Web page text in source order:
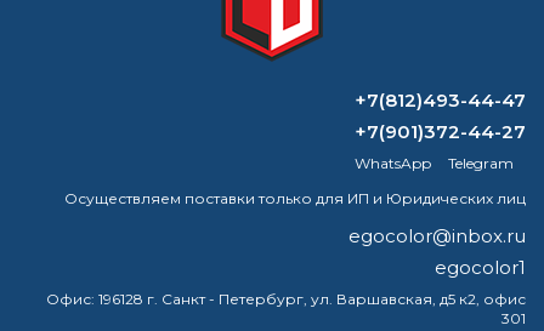
ВОПРОС-ОТВЕТ
Для чего используется растворитель
В чем разница ацетона и уайт-
Эффективна ли огнезащитная краска?
+7(812)493-44-47
+7(901)372-44-27
WhatsApp
Telegram
Осуществляем поставки только для ИП и Юридических лиц
egocolor@inbox.ru
egocolor1
Офис: 196128 г. Санкт - Петербург, ул. Варшавская, д5 к2, офис
301